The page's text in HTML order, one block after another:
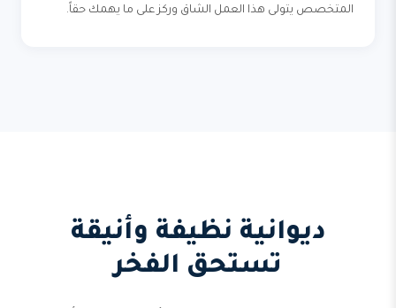
المتخصص يتولى هذا العمل الشاق وركز على ما يهمك حقاً.
ديوانية نظيفة وأنيقة
تستحق الفخر